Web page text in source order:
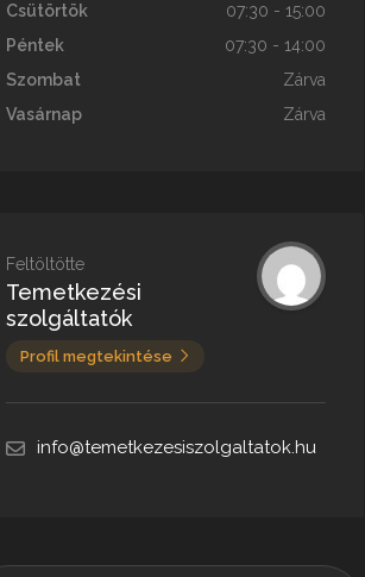
Csütörtök
07:30 - 15:00
Péntek
07:30 - 14:00
Szombat
Zárva
Vasárnap
Zárva
Feltöltötte
Temetkezési
szolgáltatók
Profil megtekintése
info@temetkezesiszolgaltatok.hu